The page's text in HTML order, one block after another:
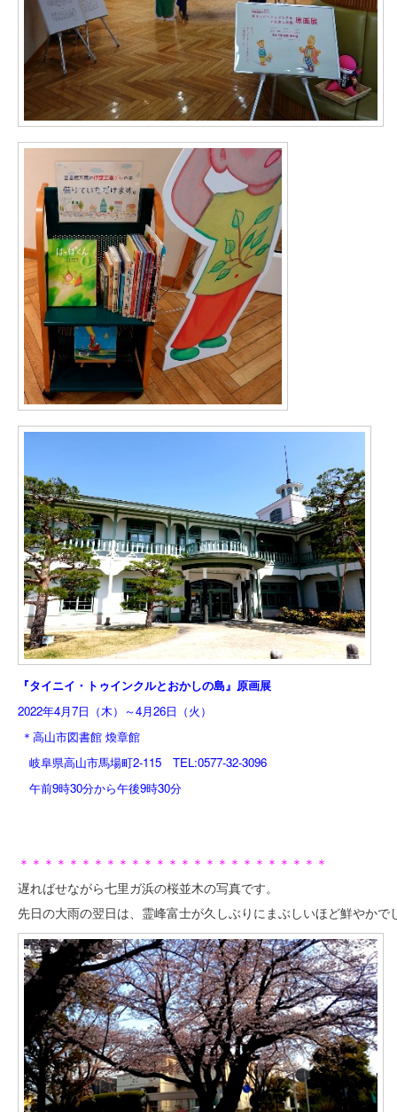
『タイニイ・トゥインクルとおかしの島』原画展
2022年4月7日（木）～4月26日（火）
＊ 高山市図書館 煥章館
岐阜県高山市馬場町2-115 TEL:0577-32-3096
午前9時30分から午後9時30分
＊＊＊＊＊＊＊＊＊＊＊＊＊＊＊＊＊＊＊＊＊＊＊＊＊
遅ればせながら七里ガ浜の桜並木の写真です。
先日の大雨の翌日は、霊峰富士が久しぶりにまぶしいほど鮮やかで